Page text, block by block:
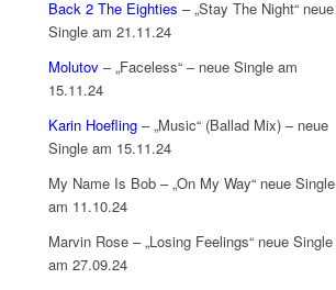
Back 2 The Eighties – „Stay The Night“ neue
Single am 21.11.24
Molutov – „Faceless“ – neue Single am
15.11.24
Karin Hoefling – „Music“ (Ballad Mix) – neue
Single am 15.11.24
My Name Is Bob – „On My Way“ neue Single
am 11.10.24
Marvin Rose – „Losing Feelings“ neue Single
am 27.09.24